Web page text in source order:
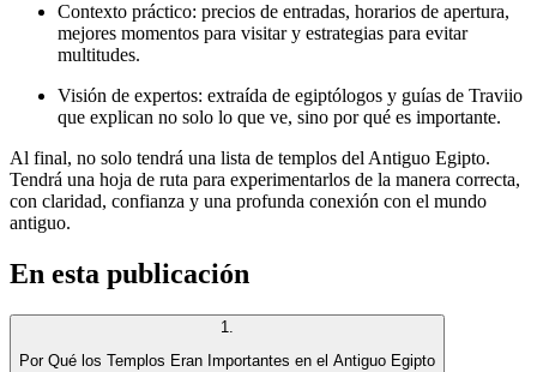
Contexto práctico: precios de entradas, horarios de apertura,
mejores momentos para visitar y estrategias para evitar
multitudes.
Visión de expertos: extraída de egiptólogos y guías de Traviio
que explican no solo lo que ve, sino por qué es importante.
Al final, no solo tendrá una lista de templos del Antiguo Egipto.
Tendrá una hoja de ruta para experimentarlos de la manera correcta,
con claridad, confianza y una profunda conexión con el mundo
antiguo.
En esta publicación
1
Por Qué los Templos Eran Importantes en el Antiguo Egipto